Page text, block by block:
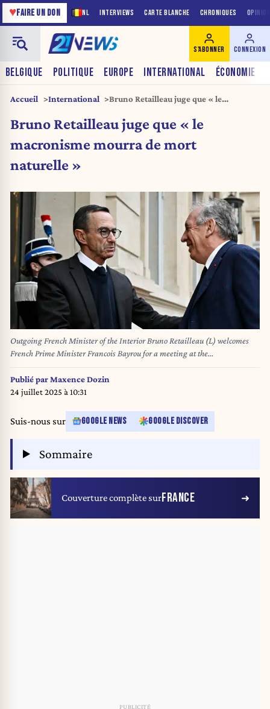
NL INTERVIEWS CARTE BLANCHE CHRONIQUES
♥FAIRE UN DON
BELGIQUE POLITIQUE EUROPE INTERNATIONAL ÉCONOMIE
S'ABONNER CONNEXION
Accueil International
Bruno Retailleau juge que « le
naturelle »
Bruno Retailleau juge que « le
macronisme mourra de mort
naturelle »
Outgoing French Minister of the Interior Bruno Retailleau (L) welcomes
French Prime Minister Francois Bayrou for a meeting at the
Interministerial crise centre (Centre Interministeriel de Crise) at the
Interior Ministry in Paris, on December 23, 2024, following the cyclone
Chido's passage over the French Indian Ocean territory of Mayotte.
supplying desperately-needed aid. At least 35 people were killed on the
archipelago-- a death toll the authorities have warned could soar. (Photo by
JULIEN DE ROSA / POOL / AFP)
Publié parMaxence Dozin
24 juillet 2025 à 10:31
Suis-nous sur GOOGLE NEWS GOOGLE DISCOVER
Sommaire
Couverture complète surFRANCE